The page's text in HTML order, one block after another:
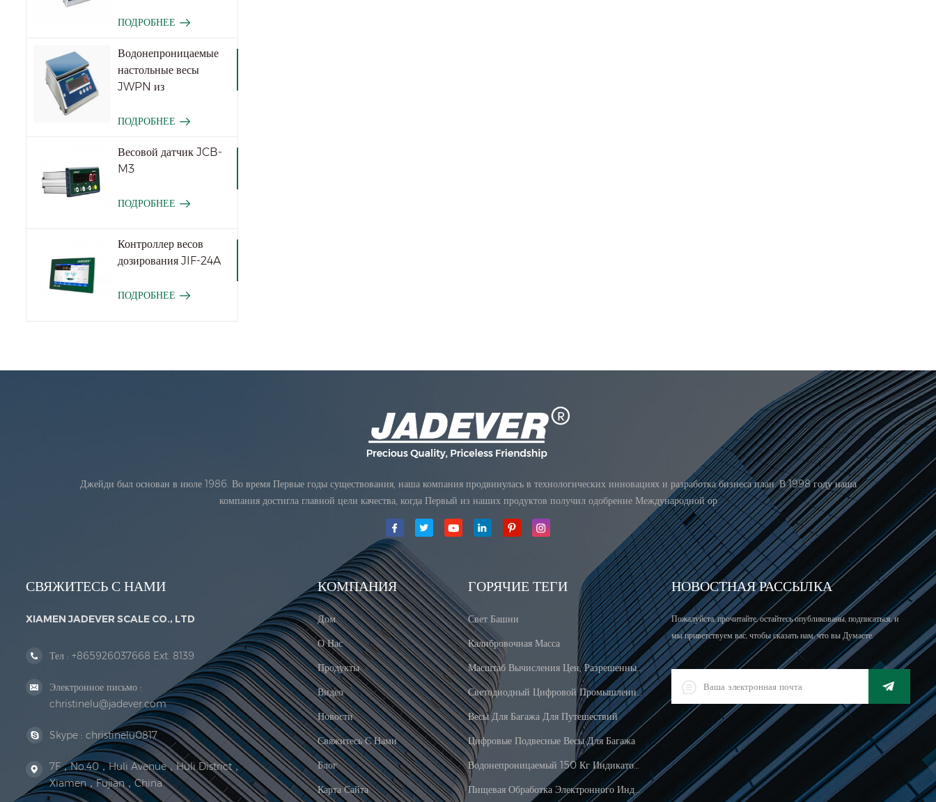
ПОДРОБНЕЕ
Водонепроницаемые
настольные весы
JWPN из
ПОДРОБНЕЕ
Весовой датчик JCB-
M3
ПОДРОБНЕЕ
Контроллер весов
дозирования JIF-24A
ПОДРОБНЕЕ
Джейди был основан в июле 1986. Во время Первые годы существования, наша компания продвинулась в технологических инновациях и разработка бизнеса план. В 1998 году наша
компания достигла главной цели качества, когда Первый из наших продуктов получил одобрение Международной ор
СВЯЖИТЕСЬ С НАМИ
XIAMEN JADEVER SCALE CO., LTD
Тел : +865926037668 Ext. 8139
Электронное письмо :
christinelu@jadever.com
Skype : christinelu0817
7F，No.40，Huli Avenue，Huli District，
Xiamen，Fujian，China
КОМПАНИЯ
Дом
О Нас
Продукты
Видео
Новости
Свяжитесь С Нами
Блог
Карта Сайта
ГОРЯЧИЕ ТЕГИ
Свет Башни
Калибровочная Масса
Масштаб Вычисления Цен, Разрешенный Для Торговли
Светодиодный Цифровой Промышленный Водонепроницаемый Индикатор Взвешивания
Весы Для Багажа Для Путешествий
Цифровые Подвесные Весы Для Багажа
Водонепроницаемый 150 Кг Индикатор Взвешивания
Пищевая Обработка Электронного Индикатора Взвешивания
НОВОСТНАЯ РАССЫЛКА
Пожалуйста, прочитайте, остайтесь опубликованы, подписаться, и
мы приветствуем вас, чтобы сказать нам, что вы Думаете.